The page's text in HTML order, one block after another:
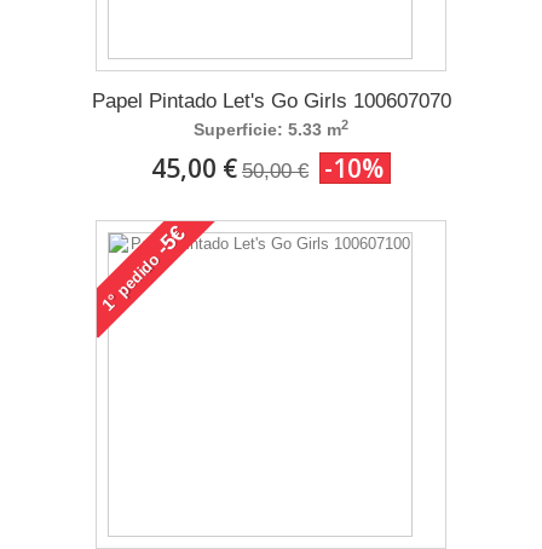
Papel Pintado Let's Go Girls 100607070
Superficie: 5.33 m2
45,00 € 50,00 € -10%
1°
pedido
-5€